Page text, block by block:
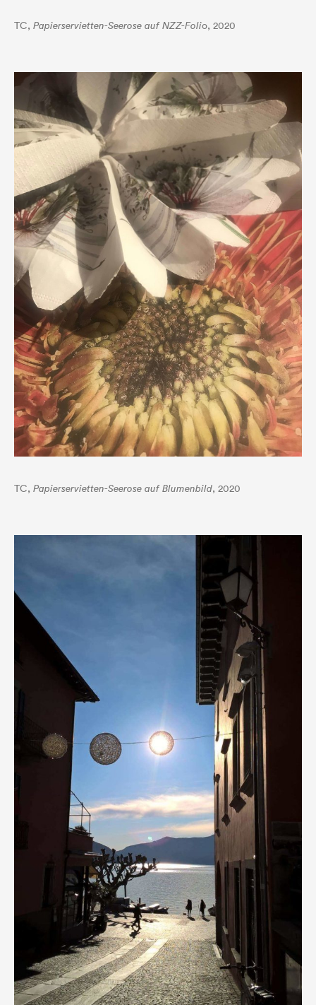
TC, Papierservietten-Seerose auf NZZ-Folio, 2020
TC, Papierservietten-Seerose auf Blumenbild, 2020